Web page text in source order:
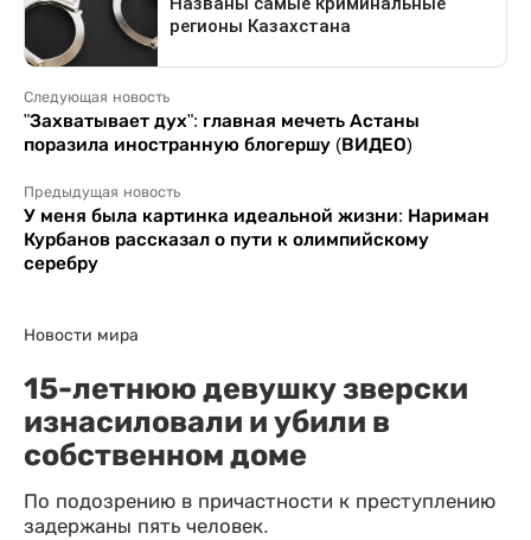
Следующая новость
"Захватывает дух": главная мечеть Астаны
поразила иностранную блогершу (ВИДЕО)
Предыдущая новость
У меня была картинка идеальной жизни: Нариман
Курбанов рассказал о пути к олимпийскому
серебру
Новости мира
15-летнюю девушку зверски
изнасиловали и убили в
собственном доме
По подозрению в причастности к преступлению
задержаны пять человек.